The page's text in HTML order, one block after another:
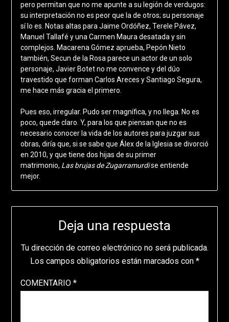
pero permitan que no me apunte a su legión de verdugos:
su interpretación no es peor que la de otros; su personaje
sí lo es. Notas altas para Jaime Ordóñez, Terele Pávez,
Manuel Tallafé y una Carmen Maura desatada y sin
complejos. Macarena Gómez aprueba, Pepón Nieto
también, Secun de la Rosa parece un actor de un solo
personaje, Javier Botet no me convence y del dúo
travestido que forman Carlos Areces y Santiago Segura,
me hace más gracia el primero.
Pues eso, irregular. Pudo ser magnífica, y no llega. No es
poco, quede claro. Y, para los que piensan que no es
necesario conocer la vida de los autores para juzgar sus
obras, diría que, si se sabe que Álex de la Iglesia se divorció
en 2010, y que tiene dos hijas de su primer
matrimonio, Las brujas de Zugarramurdise entiende
mejor.
Deja una respuesta
Tu dirección de correo electrónico no será publicada.
Los campos obligatorios están marcados con *
COMENTARIO *